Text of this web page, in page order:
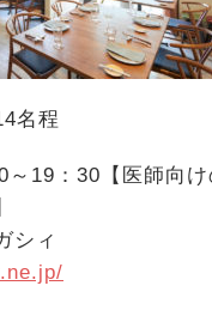
名程
～19：30【医師向
シィ